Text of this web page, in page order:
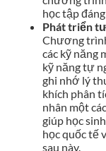
học tập đáng
Phát triển
Chương
các kỹ năng
kỹ năng tự
ghi nhớ lý
khích phân
nhân một
giúp học
học quốc tế
sau này.